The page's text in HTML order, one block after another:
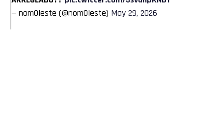
— nom0leste (@nom0leste) May 29, 2026